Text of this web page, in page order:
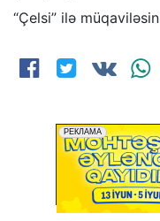
“Çelsi” ilə